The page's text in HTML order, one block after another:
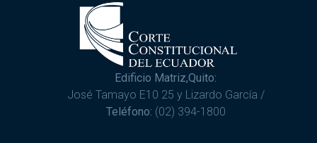
Edificio Matriz,Quito:
José Tamayo E10 25 y Lizardo García /
Teléfono: (02) 394-1800